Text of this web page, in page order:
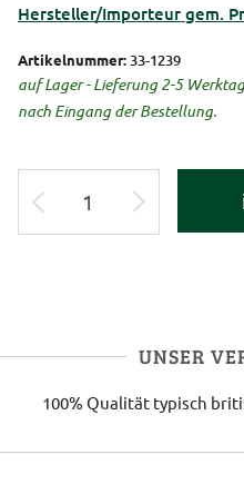
Hersteller/Importeur gem.
Artikelnummer: 33-1239
auf Lager - Lieferung 2-5
nach Eingang der Bestellung.
UNSER
100% Qualität typisch